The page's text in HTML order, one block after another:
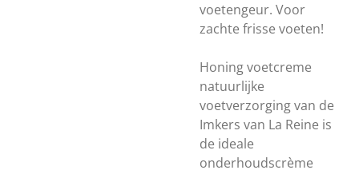
voetengeur. Voor
zachte frisse voeten!
Honing voetcreme
natuurlijke
voetverzorging van de
Imkers van La Reine is
de ideale
onderhoudscrème